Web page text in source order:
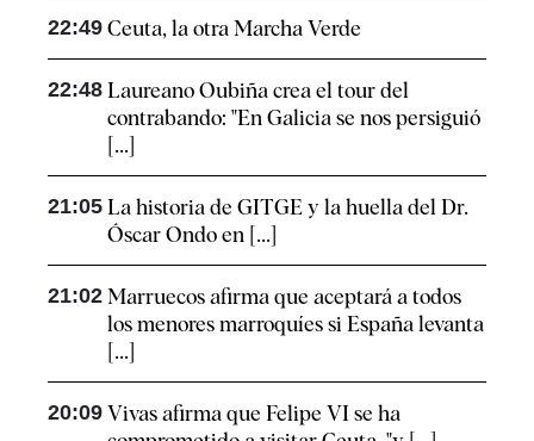
22:49 Ceuta, la otra Marcha Verde
22:48 Laureano Oubiña crea el tour del
contrabando: "En Galicia se nos persiguió
[...]
21:05 La historia de GITGE y la huella del Dr.
Óscar Ondo en [...]
21:02 Marruecos afirma que aceptará a todos
los menores marroquíes si España levanta
[...]
20:09 Vivas afirma que Felipe VI se ha